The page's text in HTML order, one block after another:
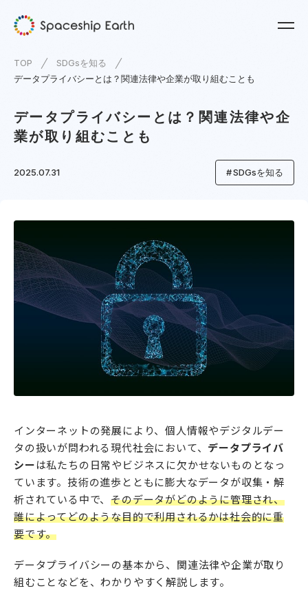
TOP
SDGsを知る
データプライバシーとは？関連法律や企業が取り組むことも
データプライバシーとは？関連法律や企
業が取り組むことも
2025.07.31 SDGsを知る
インターネットの発展により、個人情報やデジタルデー
タの扱いが問われる現代社会において、 データプライバ
シー は私たちの日常やビジネスに欠かせないものとなっ
ています。技術の進歩とともに膨大なデータが収集・解
析されている中で、そのデータがどのように管理され、
誰によってどのような目的で利用されるかは社会的に重
要です。
データプライバシーの基本から、関連法律や企業が取り
組むことなどを、わかりやすく解説します。